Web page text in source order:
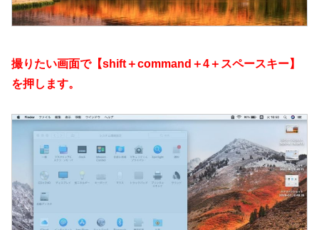
撮りたい画面で【shift＋command＋4＋スペースキー】
を押します。